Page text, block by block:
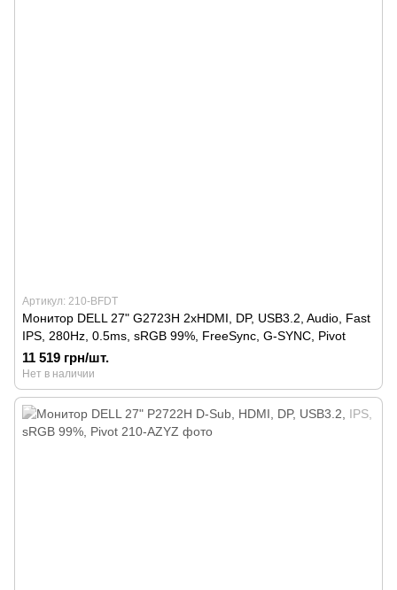
Артикул: 210-BFDT
Монитор DELL 27" G2723H 2xHDMI, DP, USB3.2, Audio, Fast
IPS, 280Hz, 0.5ms, sRGB 99%, FreeSync, G-SYNC, Pivot
11 519 грн/шт.
Нет в наличии